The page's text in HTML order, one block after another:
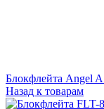
Блокфлейта Angel
Назад к товарам